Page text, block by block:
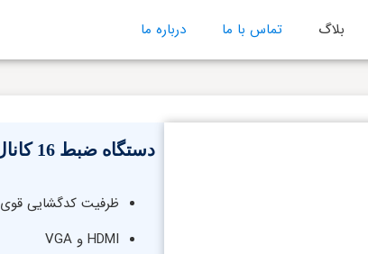
بلاگ تماس با ما درباره ما
دستگاه ضبط 16 کانال IV-SNVR1610 آیریویژن
ظرفیت کدگشایی قوی
HDMI و VGA